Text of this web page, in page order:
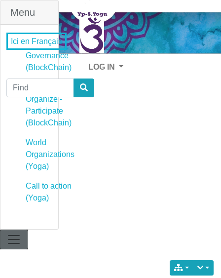
Menu
Governance
(BlockChain)
Governance -
Organize -
Participate
(BlockChain)
World
Organizations
(Yoga)
Call to action
(Yoga)
Ici en Français
LOG IN
Find